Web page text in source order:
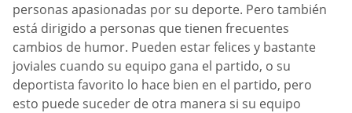
personas apasionadas por su deporte. Pero también
está dirigido a personas que tienen frecuentes
cambios de humor. Pueden estar felices y bastante
joviales cuando su equipo gana el partido, o su
deportista favorito lo hace bien en el partido, pero
esto puede suceder de otra manera si su equipo